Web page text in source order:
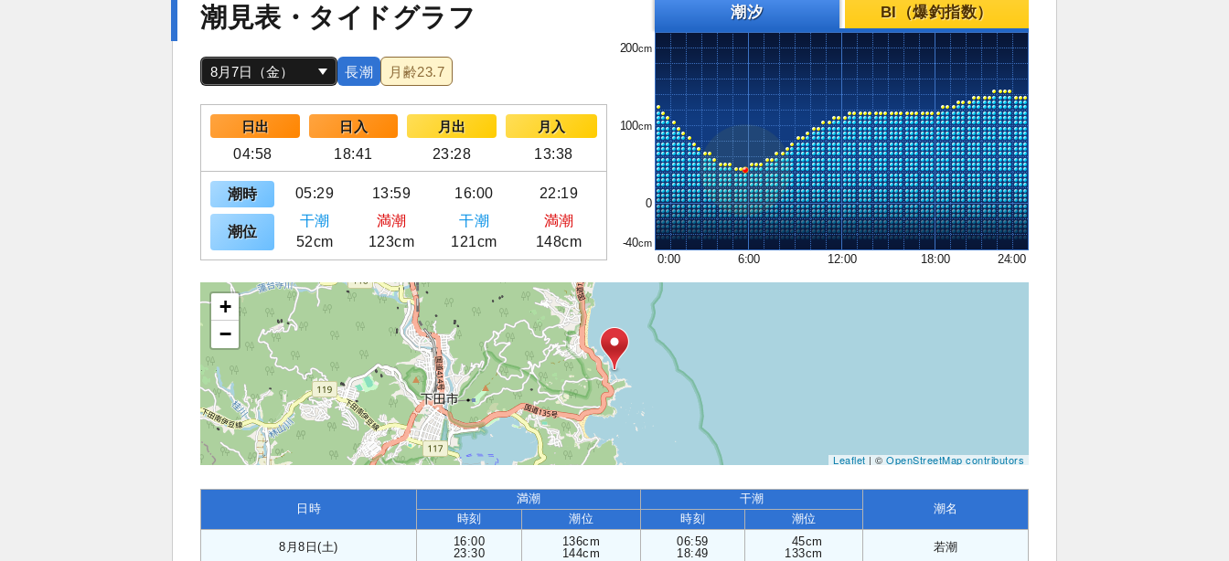
潮見表・タイドグラフ
長潮 月齢23.7
日出 日入 月出
月入
04:58
18:41 23:28 13:38
潮時 05:29 13:59 16:00 22:19
潮位
干潮 満潮 干潮
満潮
52cm
123cm 121cm 148cm
潮汐 BI（爆釣指数）
200
100
0
-40
0:00
6:00 12:00 18:00 24:00
+
−
Leaflet| ©OpenStreetMap contributors
日時
満潮 干潮
潮名
時刻 潮位 時刻 潮位
8月8日(土)
16:00
23:30
136cm
144cm
06:59
18:49
45cm
133cm
若潮